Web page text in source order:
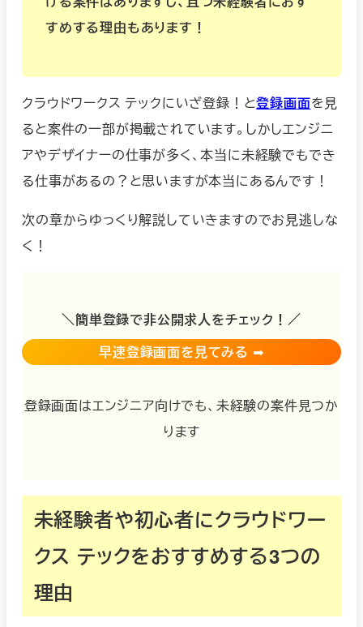
すめする理由もあります！
クラウドワークス テックにいざ登録！と登録画面を見
ると案件の一部が掲載されています。しかしエンジニ
アやデザイナーの仕事が多く、本当に未経験でもでき
る仕事があるの？と思いますが本当にあるんです！
次の章からゆっくり解説していきますのでお見逃しな
く！
＼簡単登録で非公開求人をチェック！ ／
早速登録画面を見てみる ➡︎
登録画面はエンジニア向けでも、未経験の案件見つか
ります
未経験者や初心者にクラウドワー
クス テックをおすすめする3つの
理由